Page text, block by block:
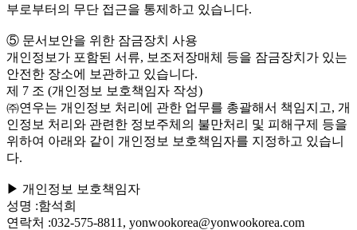
부로부터의 무단 접근을 통제하고 있습니다.
⑤ 문서보안을 위한 잠금장치 사용
개인정보가 포함된 서류, 보조저장매체 등을 잠금장치가 있는
안전한 장소에 보관하고 있습니다.
제 7 조 (개인정보 보호책임자 작성)
㈜연우는 개인정보 처리에 관한 업무를 총괄해서 책임지고, 개
인정보 처리와 관련한 정보주체의 불만처리 및 피해구제 등을
위하여 아래와 같이 개인정보 보호책임자를 지정하고 있습니
다.
▶ 개인정보 보호책임자
성명 :함석희
연락처 :032-575-8811, yonwookorea@yonwookorea.com